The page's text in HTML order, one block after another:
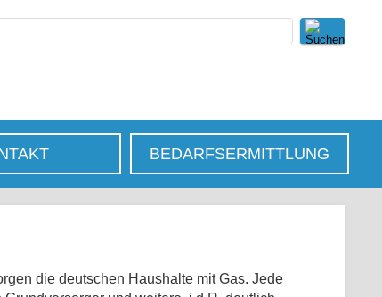
BEDARFSERMITTLUNG
die deutschen Haushalte mit Gas. Jede